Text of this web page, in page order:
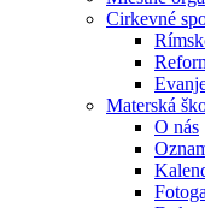
Cirkevné
Materská
O nás